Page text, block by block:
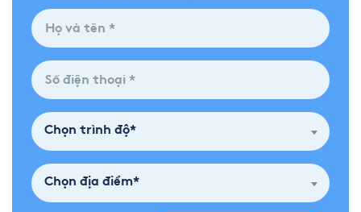
Chọn trình độ*
Chọn địa điểm*